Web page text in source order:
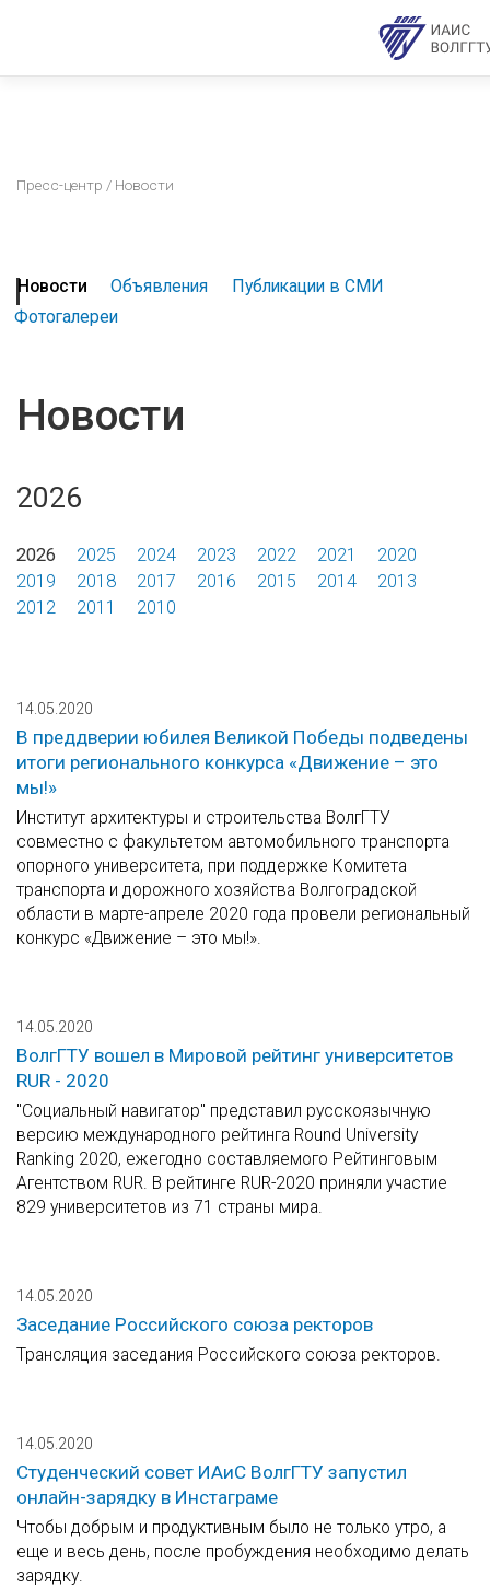
Пресс-центр / Новости
Новости Объявления
Публикации в СМИ
Фотогалереи
Новости
2026
2026 2025 2024 2023 2022 2021
2020
2019
2018 2017 2016 2015 2014
2013
2012
2011 2010
14.05.2020
В преддверии юбилея Великой Победы подведены
итоги регионального конкурса «Движение – это
мы!»
Институт архитектуры и строительства ВолгГТУ
совместно с факультетом автомобильного транспорта
опорного университета, при поддержке Комитета
транспорта и дорожного хозяйства Волгоградской
области в марте-апреле 2020 года провели региональный
конкурс «Движение – это мы!».
14.05.2020
ВолгГТУ вошел в Мировой рейтинг университетов
RUR - 2020
"Социальный навигатор" представил русскоязычную
версию международного рейтинга Round University
Ranking 2020, ежегодно составляемого Рейтинговым
Агентством RUR. В рейтинге RUR-2020 приняли участие
829 университетов из 71 страны мира.
14.05.2020
Заседание Российского союза ректоров
Трансляция заседания Российского союза ректоров.
14.05.2020
Студенческий совет ИАиС ВолгГТУ запустил
онлайн-зарядку в Инстаграме
Чтобы добрым и продуктивным было не только утро, а
еще и весь день, после пробуждения необходимо делать
зарядку.